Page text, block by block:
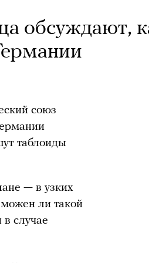
обсуждают,
союз
таблоиды
— в узких
ли такой
случае